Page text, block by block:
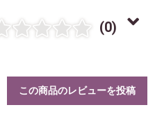
(0)
この商品のレビューを投稿